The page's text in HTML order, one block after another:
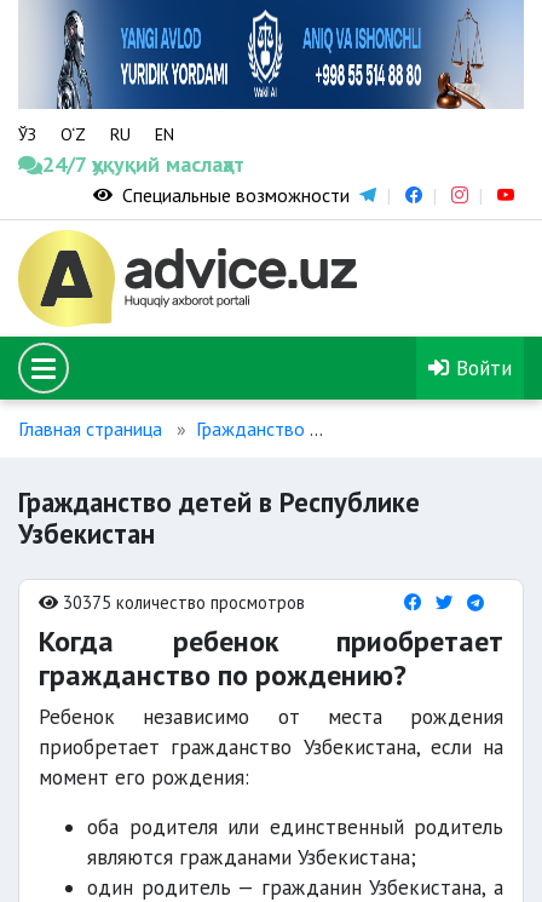
ЎЗ O‘Z RU EN
24/7 ҳуқуқий маслаҳат
Специальные возможности
Войти
Главная страница Гражданство
Гражданство детей в Республике
Узбекистан
30375 количество просмотров
Когда ребенок приобретает
гражданство по рождению?
Ребенок независимо от места рождения
приобретает гражданство Узбекистана, если на
момент его рождения:
оба родителя или единственный родитель
являются гражданами Узбекистана;
один родитель — гражданин Узбекистана, а